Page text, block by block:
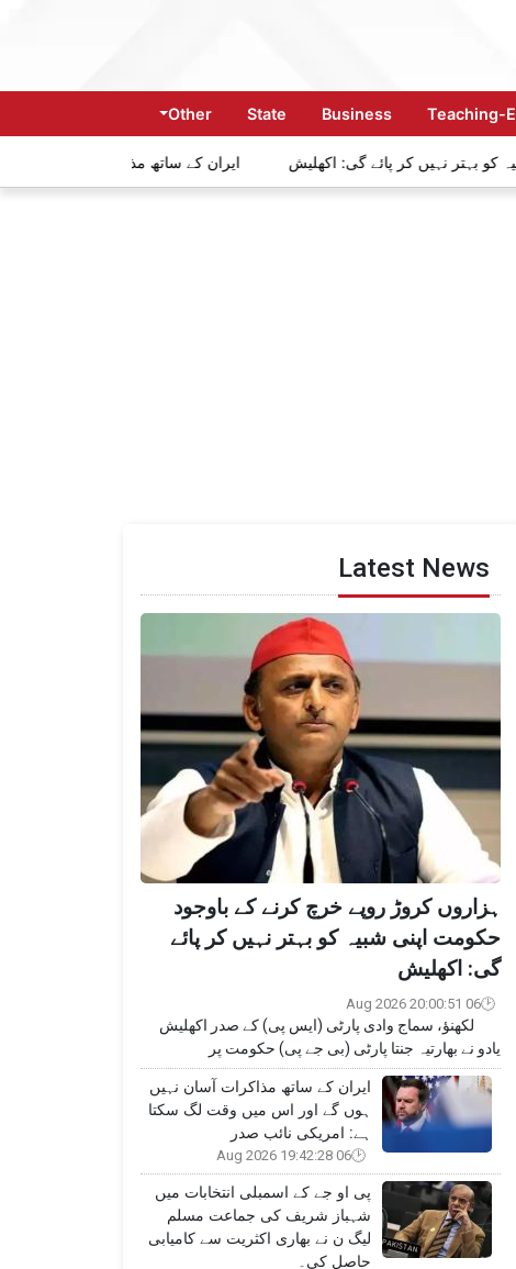
Teaching-
Business
State
Other
شبیہ کو بہتر نہیں کر پائے گی: اکھلیش ایران کے ساتھ مذاکرات
Latest News
ہزاروں کروڑ روپے خرچ کرنے کے باوجود
حکومت اپنی شبیہ کو بہتر نہیں کر پائے
گی: اکھلیش
06 Aug 2026 20:00:51
لکھنؤ، سماج وادی پارٹی (ایس پی) کے صدر اکھلیش
یادو نے بھارتیہ جنتا پارٹی (بی جے پی) حکومت پر
ایران کے ساتھ مذاکرات آسان نہیں
ہوں گے اور اس میں وقت لگ سکتا
ہے: امریکی نائب صدر
06 Aug 2026 19:42:28
پی او جے کے اسمبلی انتخابات میں
شہباز شریف کی جماعت مسلم
لیگ ن نے بھاری اکثریت سے کامیابی
حاصل کی۔